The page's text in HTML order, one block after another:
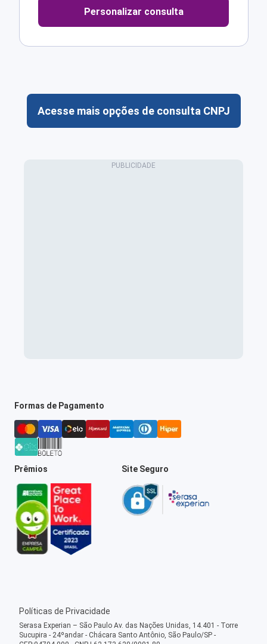
Personalizar consulta
Acesse mais opções de consulta CNPJ
Formas de Pagamento
Prêmios Site Seguro
Políticas de Privacidade
Serasa Experian – São Paulo Av. das Nações Unidas, 14.401 - Torre
Sucupira - 24ºandar - Chácara Santo Antônio, São Paulo/SP -